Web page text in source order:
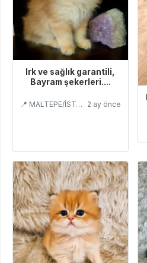
Irk ve sağlık garantili,
Bayram şekerleri....
📍 MALTEPE/İSTANBUL 2 ay önce